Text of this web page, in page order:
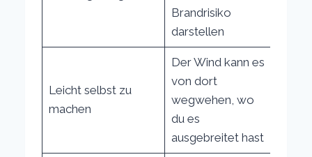
Brandrisiko
darstellen
Leicht selbst zu
machen
Der Wind kann es
von dort
wegwehen, wo
du es
ausgebreitet hast